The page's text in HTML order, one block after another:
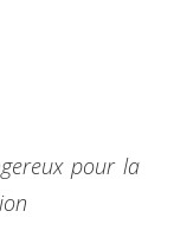
pour la